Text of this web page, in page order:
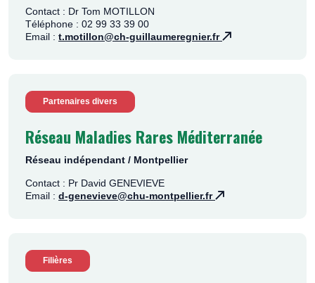
Contact : Dr Tom MOTILLON
Téléphone : 02 99 33 39 00
Email : t.motillon@ch-guillaumeregnier.fr
Partenaires divers
Réseau Maladies Rares Méditerranée
Réseau indépendant / Montpellier
Contact : Pr David GENEVIEVE
Email : d-genevieve@chu-montpellier.fr
Filières